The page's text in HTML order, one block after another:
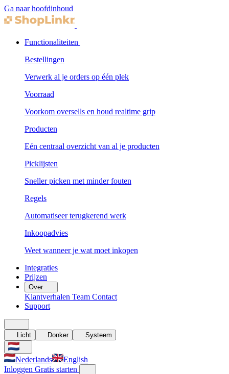
Ga naar hoofdinhoud
Functionaliteiten
Bestellingen
Verwerk al je orders op één plek
Voorraad
Voorkom oversells en houd realtime grip
Producten
Eén centraal overzicht van al je producten
Picklijsten
Sneller picken met minder fouten
Regels
Automatiseer terugkerend werk
Inkoopadvies
Weet wanneer je wat moet inkopen
Integraties
Prijzen
Over
Klantverhalen Team Contact
Support
Licht Donker Systeem
Nederlands
English
Inloggen Gratis starten